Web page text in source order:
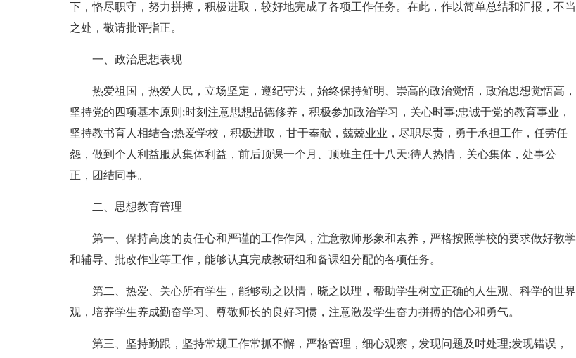
下，恪尽职守，努力拼搏，积极进取，较好地完成了各项工作任务。在此，作以简单总结和汇报，不当
之处，敬请批评指正。
一、政治思想表现
热爱祖国，热爱人民，立场坚定，遵纪守法，始终保持鲜明、崇高的政治觉悟，政治思想觉悟高，
坚持党的四项基本原则;时刻注意思想品德修养，积极参加政治学习，关心时事;忠诚于党的教育事业，
坚持教书育人相结合;热爱学校，积极进取，甘于奉献，兢兢业业，尽职尽责，勇于承担工作，任劳任
怨，做到个人利益服从集体利益，前后顶课一个月、顶班主任十八天;待人热情，关心集体，处事公
正，团结同事。
二、思想教育管理
第一、保持高度的责任心和严谨的工作作风，注意教师形象和素养，严格按照学校的要求做好教学
和辅导、批改作业等工作，能够认真完成教研组和备课组分配的各项任务。
第二、热爱、关心所有学生，能够动之以情，晓之以理，帮助学生树立正确的人生观、科学的世界
观，培养学生养成勤奋学习、尊敬师长的良好习惯，注意激发学生奋力拼搏的信心和勇气。
第三、坚持勤跟，坚持常规工作常抓不懈，严格管理，细心观察，发现问题及时处理;发现错误，